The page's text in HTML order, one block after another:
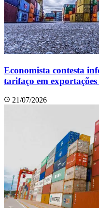
Economista contesta
tarifaço em exportações
21/07/2026